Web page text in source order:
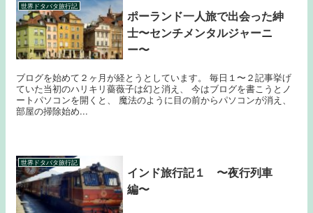
世界ドタバタ旅行記
ポーランド一人旅で出会った紳
士〜センチメンタルジャーニ
ー〜
ブログを始めて２ヶ月が経とうとしています。 毎日１〜２記事挙げ
ていた当初のハリキリ薔薇子は幻と消え、 今はブログを書こうとノ
ートパソコンを開くと、 魔法のように目の前からパソコンが消え、
部屋の掃除始め...
世界ドタバタ旅行記
インド旅行記１ 〜夜行列車
編〜